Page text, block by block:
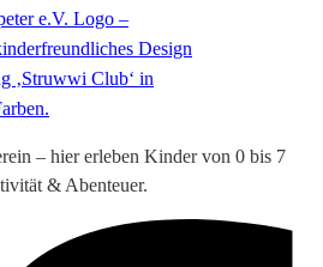
– hier erleben Kinder von 0 bis 7
& Abenteuer.